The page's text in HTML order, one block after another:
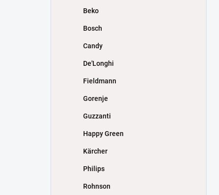
Beko
Bosch
Candy
De'Longhi
Fieldmann
Gorenje
Guzzanti
Happy Green
Kärcher
Philips
Rohnson